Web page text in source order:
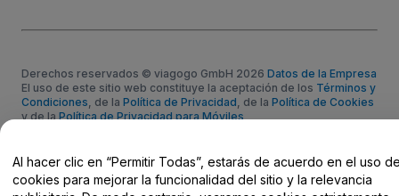
Derechos reservados © viagogo GmbH 2026 Datos de la Empresa
El uso de este sitio web constituye la aceptación de los Términos y
Condiciones , de la Política de Privacidad , de la Política de Cookies
y de la Política de Privacidad para Móviles
Al hacer clic en “Permitir Todas”, estarás de acuerdo en el uso
cookies para mejorar la funcionalidad del sitio y la relevancia